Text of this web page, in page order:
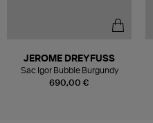
690,00 €
JEROME DREYFUSS
Sac Igor Bubble Burgundy